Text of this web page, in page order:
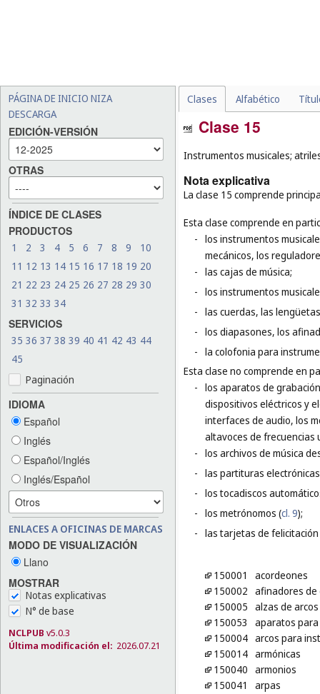
PÁGINA DE INICIO NIZA
DESCARGA
EDICIÓN-VERSIÓN
OTRAS
ÍNDICE DE CLASES
PRODUCTOS
1 2 3 4 5 6 7 8 9
10
11 12 13 14 15 16 17 18 19 20
21 22 23 24 25 26 27 28 29 30
31 32 33 34
SERVICIOS
35 36 37 38 39 40 41 42 43 44
45
Paginación
IDIOMA
Español
Inglés
Español/Inglés
Inglés/Español
ENLACES A OFICINAS DE MARCAS
MODO DE VISUALIZACIÓN
Llano
MOSTRAR
Notas explicativas
N° de base
NCLPUB v5.0.3
Última modificación el: 2026.07.21
Clases Alfabético
Clase 15
Instrumentos musicales;
Nota explicativa
La clase 15 comprende
Esta clase comprende en
- los instrumentos
mecánicos, los
- las cajas de música;
- los instrumentos
- las cuerdas, las
- los diapasones, los
- la colofonia para
Esta clase no comprende en
- los aparatos de
dispositivos eléctricos y
interfaces de audio, los
altavoces de frecuencias
- los archivos de música
- las partituras
- los tocadiscos
- los metrónomos (cl. 9);
- las tarjetas de felicitación
150001
acordeones
150002 afinadores de
150005 alzas de
150053
aparatos
150004 arcos para
150014 armónicas
150040 armonios
150041
arpas